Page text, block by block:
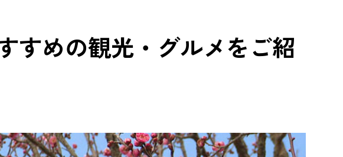
すめの観光・グルメをご紹